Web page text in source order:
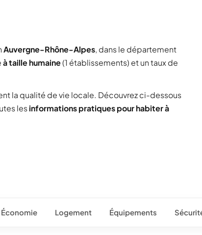
Auvergne-Rhône-Alpes, dans le département
à taille humaine(1 établissements) et un taux de
la qualité de vie locale. Découvrez ci-dessous
lesinformations pratiques pour habiter à
Économie Logement Équipements